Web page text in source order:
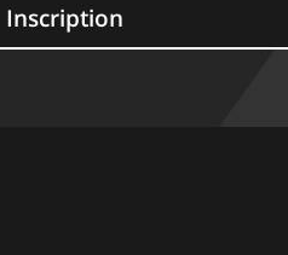
Inscription